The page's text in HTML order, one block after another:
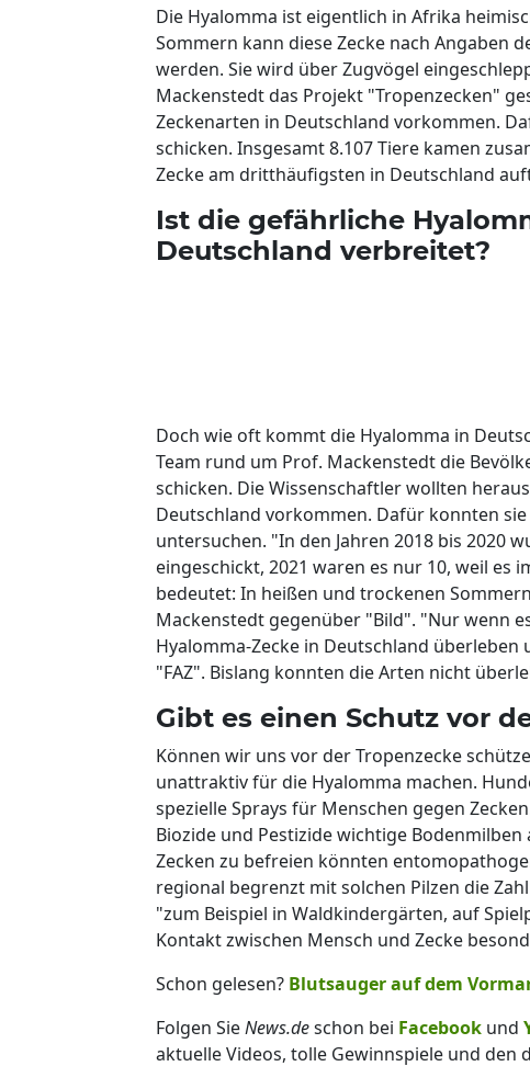
Die Hyalomma ist eigentlich in Afrika
Sommern kann diese Zecke nach Angaben
werden. Sie wird über Zugvögel
Mackenstedt das Projekt "Tropenzecken"
Zeckenarten in Deutschland vorkommen.
schicken. Insgesamt 8.107 Tiere kamen
Zecke am dritthäufigsten in Deutschland
Ist die gefährliche
Deutschland verbreitet?
Doch wie oft kommt die Hyalomma in
Team rund um Prof. Mackenstedt die
schicken. Die Wissenschaftler wollten
Deutschland vorkommen. Dafür konnten
untersuchen. "In den Jahren 2018 bis 2020
eingeschickt, 2021 waren es nur 10, weil es
bedeutet: In heißen und trockenen
Mackenstedt gegenüber "Bild". "Nur wenn
Hyalomma-Zecke in Deutschland
"FAZ". Bislang konnten die Arten nicht
Gibt es einen Schutz vor
Können wir uns vor der Tropenzecke
unattraktiv für die Hyalomma machen.
spezielle Sprays für Menschen gegen
Biozide und Pestizide wichtige
Zecken zu befreien könnten
regional begrenzt mit solchen Pilzen die
"zum Beispiel in Wald­kindergärten, auf
Kontakt zwischen Mensch und Zecke
Schon gelesen? Blutsauger auf dem
Folgen SieNews.deschon bei Facebook und
aktuelle Videos, tolle Gewinnspiele und den